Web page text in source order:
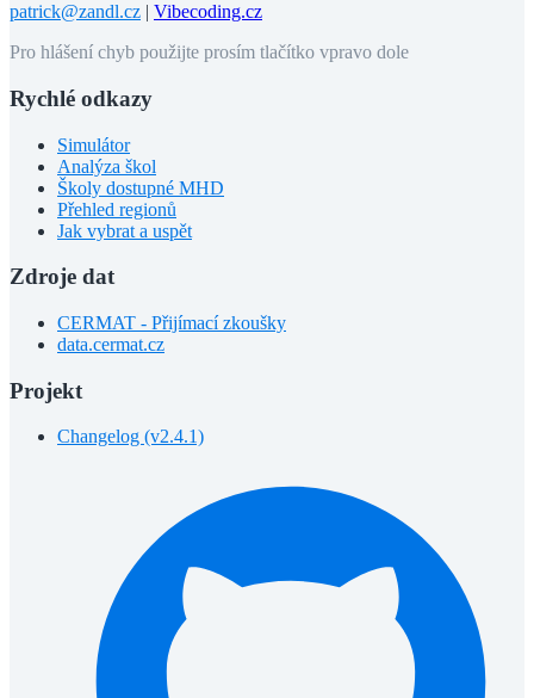
patrick@zandl.cz | Vibecoding.cz
Pro hlášení chyb použijte prosím tlačítko vpravo dole
Rychlé odkazy
Simulátor
Analýza škol
Školy dostupné MHD
Přehled regionů
Jak vybrat a uspět
Zdroje dat
CERMAT - Přijímací zkoušky
data.cermat.cz
Projekt
Changelog (v2.4.1)